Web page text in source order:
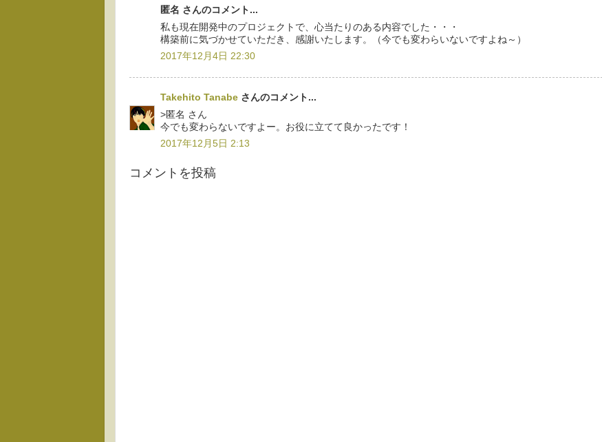
匿名 さんのコメント...
私も現在開発中のプロジェクトで、心当たりのある内容でした・・・
構築前に気づかせていただき、感謝いたします。（今でも変わらいないですよね～）
2017年12月4日 22:30
Takehito Tanabe さんのコメント...
>匿名 さん
今でも変わらないですよー。お役に立てて良かったです！
2017年12月5日 2:13
コメントを投稿